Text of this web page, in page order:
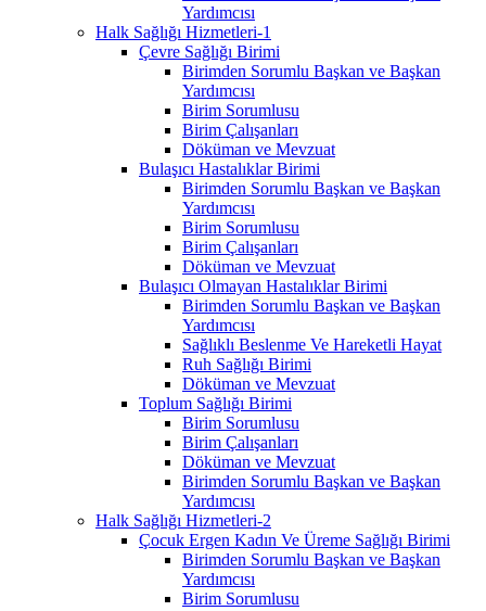
Yardımcısı
Halk Sağlığı Hizmetleri-1
Çevre Sağlığı Birimi
Birimden Sorumlu Başkan ve Başkan
Yardımcısı
Birim Sorumlusu
Birim Çalışanları
Döküman ve Mevzuat
Bulaşıcı Hastalıklar Birimi
Birimden Sorumlu Başkan ve Başkan
Yardımcısı
Birim Sorumlusu
Birim Çalışanları
Döküman ve Mevzuat
Bulaşıcı Olmayan Hastalıklar Birimi
Birimden Sorumlu Başkan ve Başkan
Yardımcısı
Sağlıklı Beslenme Ve Hareketli Hayat
Ruh Sağlığı Birimi
Döküman ve Mevzuat
Toplum Sağlığı Birimi
Birim Sorumlusu
Birim Çalışanları
Döküman ve Mevzuat
Birimden Sorumlu Başkan ve Başkan
Yardımcısı
Halk Sağlığı Hizmetleri-2
Çocuk Ergen Kadın Ve Üreme Sağlığı Birimi
Birimden Sorumlu Başkan ve Başkan
Yardımcısı
Birim Sorumlusu